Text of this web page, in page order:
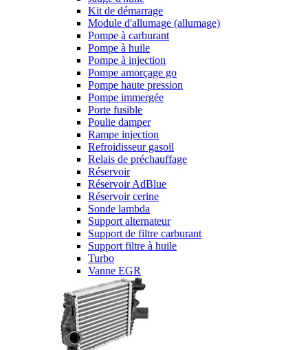
Kit de démarrage
Module d'allumage (allumage)
Pompe à carburant
Pompe à huile
Pompe à injection
Pompe amorçage go
Pompe haute pression
Pompe immergée
Porte fusible
Poulie damper
Rampe injection
Refroidisseur gasoil
Relais de préchauffage
Réservoir
Réservoir AdBlue
Réservoir cerine
Sonde lambda
Support alternateur
Support de filtre carburant
Support filtre à huile
Turbo
Vanne EGR